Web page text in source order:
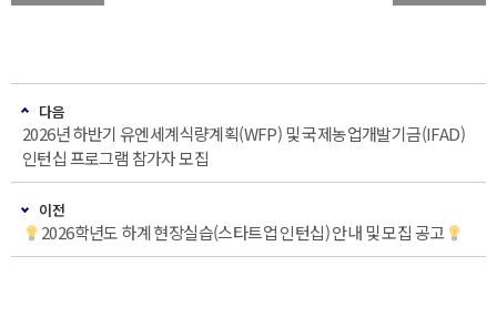
다음
2026년 하반기 유엔세계식량계획(WFP) 및 국제농업개발기금(IFAD)
인턴십 프로그램 참가자 모집
이전
2026학년도 하계 현장실습(스타트업 인턴십) 안내 및 모집 공고